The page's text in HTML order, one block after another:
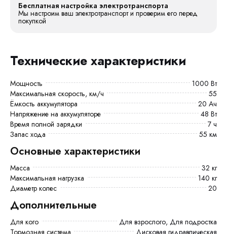
Бесплатная настройка электротранспорта
Мы настроим ваш электротранспорт и проверим его перед
покупкой
Технические характеристики
Мощность
1000 Вт
Максимальная скорость, км/ч
55
Ёмкость аккумулятора
20 Ач
Напряжение на аккумуляторе
48 Вт
Время полной зарядки
7 ч
Запас хода
55 км
Основные характеристики
Масса
32 кг
Максимальная нагрузка
140 кг
Диаметр колес
20
Дополнительные
Для кого
Для взрослого, Для подростка
Тормозная система
Дисковая гидравлическая